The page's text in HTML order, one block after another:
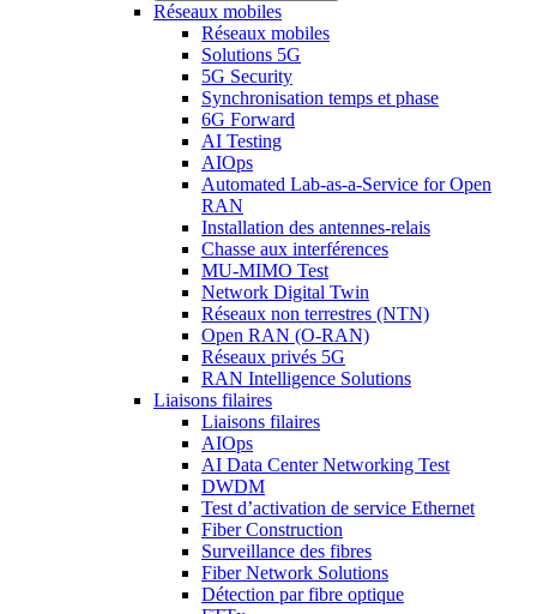
Réseaux mobiles
Réseaux mobiles
Solutions 5G
5G Security
Synchronisation temps et phase
6G Forward
AI Testing
AIOps
Automated Lab-as-a-Service for Open
RAN
Installation des antennes-relais
Chasse aux interférences
MU-MIMO Test
Network Digital Twin
Réseaux non terrestres (NTN)
Open RAN (O-RAN)
Réseaux privés 5G
RAN Intelligence Solutions
Liaisons filaires
Liaisons filaires
AIOps
AI Data Center Networking Test
DWDM
Test d’activation de service Ethernet
Fiber Construction
Surveillance des fibres
Fiber Network Solutions
Détection par fibre optique